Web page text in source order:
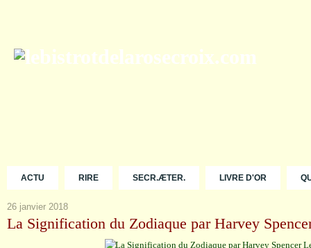
ACTU RIRE SECR.ÆTER. LIVRE D'OR
26 janvier 2018
La Signification du Zodiaque par Harvey